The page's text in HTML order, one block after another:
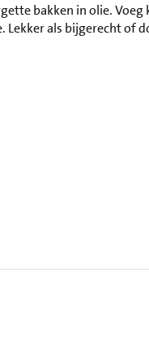
bakken in olie.
als bijgerecht of